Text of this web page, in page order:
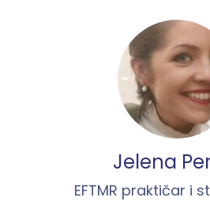
Jelena
EFTMR praktičar i